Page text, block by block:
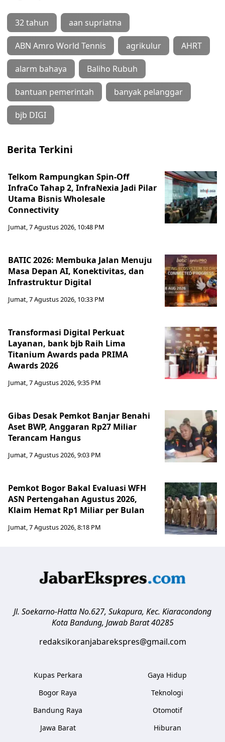
32 tahun aan supriatna
ABN Amro World Tennis agrikulur AHRT
alarm bahaya Baliho Rubuh
bantuan pemerintah banyak pelanggar
bjb DIGI
Berita Terkini
Telkom Rampungkan Spin-Off
InfraCo Tahap 2, InfraNexia Jadi Pilar
Utama Bisnis Wholesale
Connectivity
Jumat, 7 Agustus 2026, 10:48 PM
BATIC 2026: Membuka Jalan Menuju
Masa Depan AI, Konektivitas, dan
Infrastruktur Digital
Jumat, 7 Agustus 2026, 10:33 PM
Transformasi Digital Perkuat
Layanan, bank bjb Raih Lima
Titanium Awards pada PRIMA
Awards 2026
Jumat, 7 Agustus 2026, 9:35 PM
Gibas Desak Pemkot Banjar Benahi
Aset BWP, Anggaran Rp27 Miliar
Terancam Hangus
Jumat, 7 Agustus 2026, 9:03 PM
Pemkot Bogor Bakal Evaluasi WFH
ASN Pertengahan Agustus 2026,
Klaim Hemat Rp1 Miliar per Bulan
Jumat, 7 Agustus 2026, 8:18 PM
Jl. Soekarno-Hatta No.627, Sukapura, Kec. Kiaracondong
Kota Bandung, Jawab Barat 40285
redaksikoranjabarekspres@gmail.com
Kupas Perkara
Bogor Raya
Bandung Raya
Jawa Barat
Gaya Hidup
Teknologi
Otomotif
Hiburan